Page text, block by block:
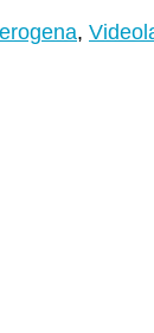
,